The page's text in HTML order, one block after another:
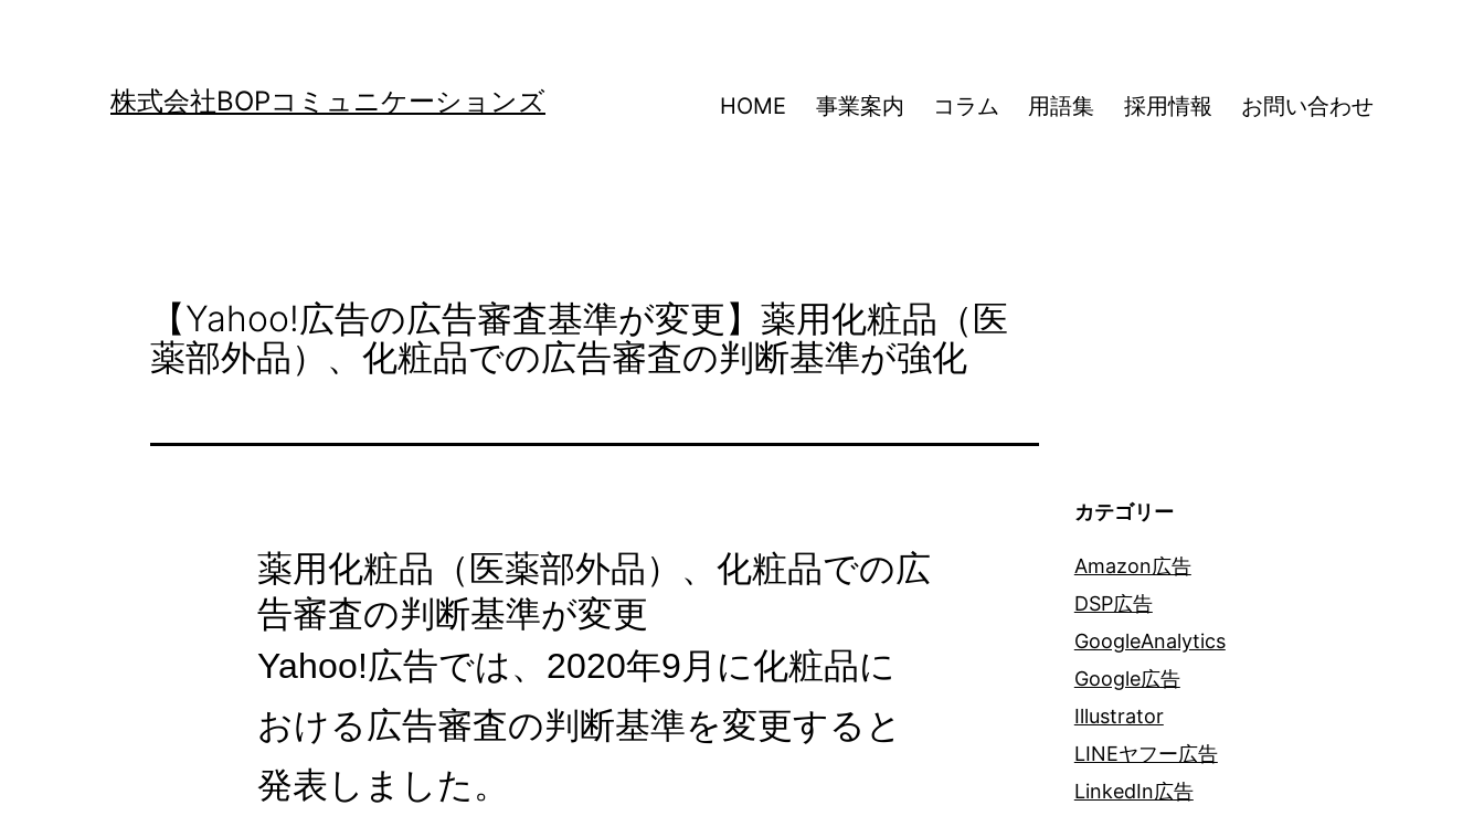
株式会社BOPコミュニケーションズ HOME 事業案内 コラム 用語集 採用情報 お問い合わせ
【Yahoo!広告の広告審査基準が変更】薬用化粧品（医
薬部外品）、化粧品での広告審査の判断基準が強化
薬用化粧品（医薬部外品）、化粧品での広
告審査の判断基準が変更
Yahoo!広告では、2020年9月に化粧品に
おける広告審査の判断基準を変更すると
発表しました。
カテゴリー
Amazon広告
DSP広告
GoogleAnalytics
Google広告
Illustrator
LINEヤフー広告
LinkedIn広告